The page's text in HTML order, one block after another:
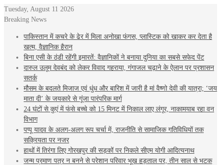
Tuesday, August 11 2026
Breaking News
पाकिस्तान में कचरे के ढेर में मिला अनोखा फंगस, प्लास्टिक को खाकर कर देता है
खत्म, वैज्ञानिक हैरान
बिना एसी के ठंडी रहेंगी इमारतें: वैज्ञानिकों ने बनाया दुनिया का सबसे सफेद पेंट
दारुल उलूम देवबंद को लेकर विवाद गहराया, गंगाजल चढ़ाने के ऐलान पर प्रशासन
सतर्क
मौसम के बदलते मिजाज एवं धुंध और बारिश में जारी है मां वैष्णो देवी की यात्रा; ‘जय
माता दी’ के जयकारे से गूंजा पारंपरिक मार्ग
24 घंटों से कुएं में फंसे बच्चे को 15 मिनट में निकाल लाए लंगूर, नाकामयाब रहा वन
विभाग
पप्पू यादव के अलग-अलग रूप चर्चा में, राजनीति से सामाजिक गतिविधियों तक
सक्रियता पर नजर
हाथों में तिरंगा लिए गोरखपुर की सड़कों पर निकले सीएम योगी आदित्यनाथ
जन्म प्रमाण पत्र न बनने से परेशान परिवार भूख हड़ताल पर, तीन साल से भटक